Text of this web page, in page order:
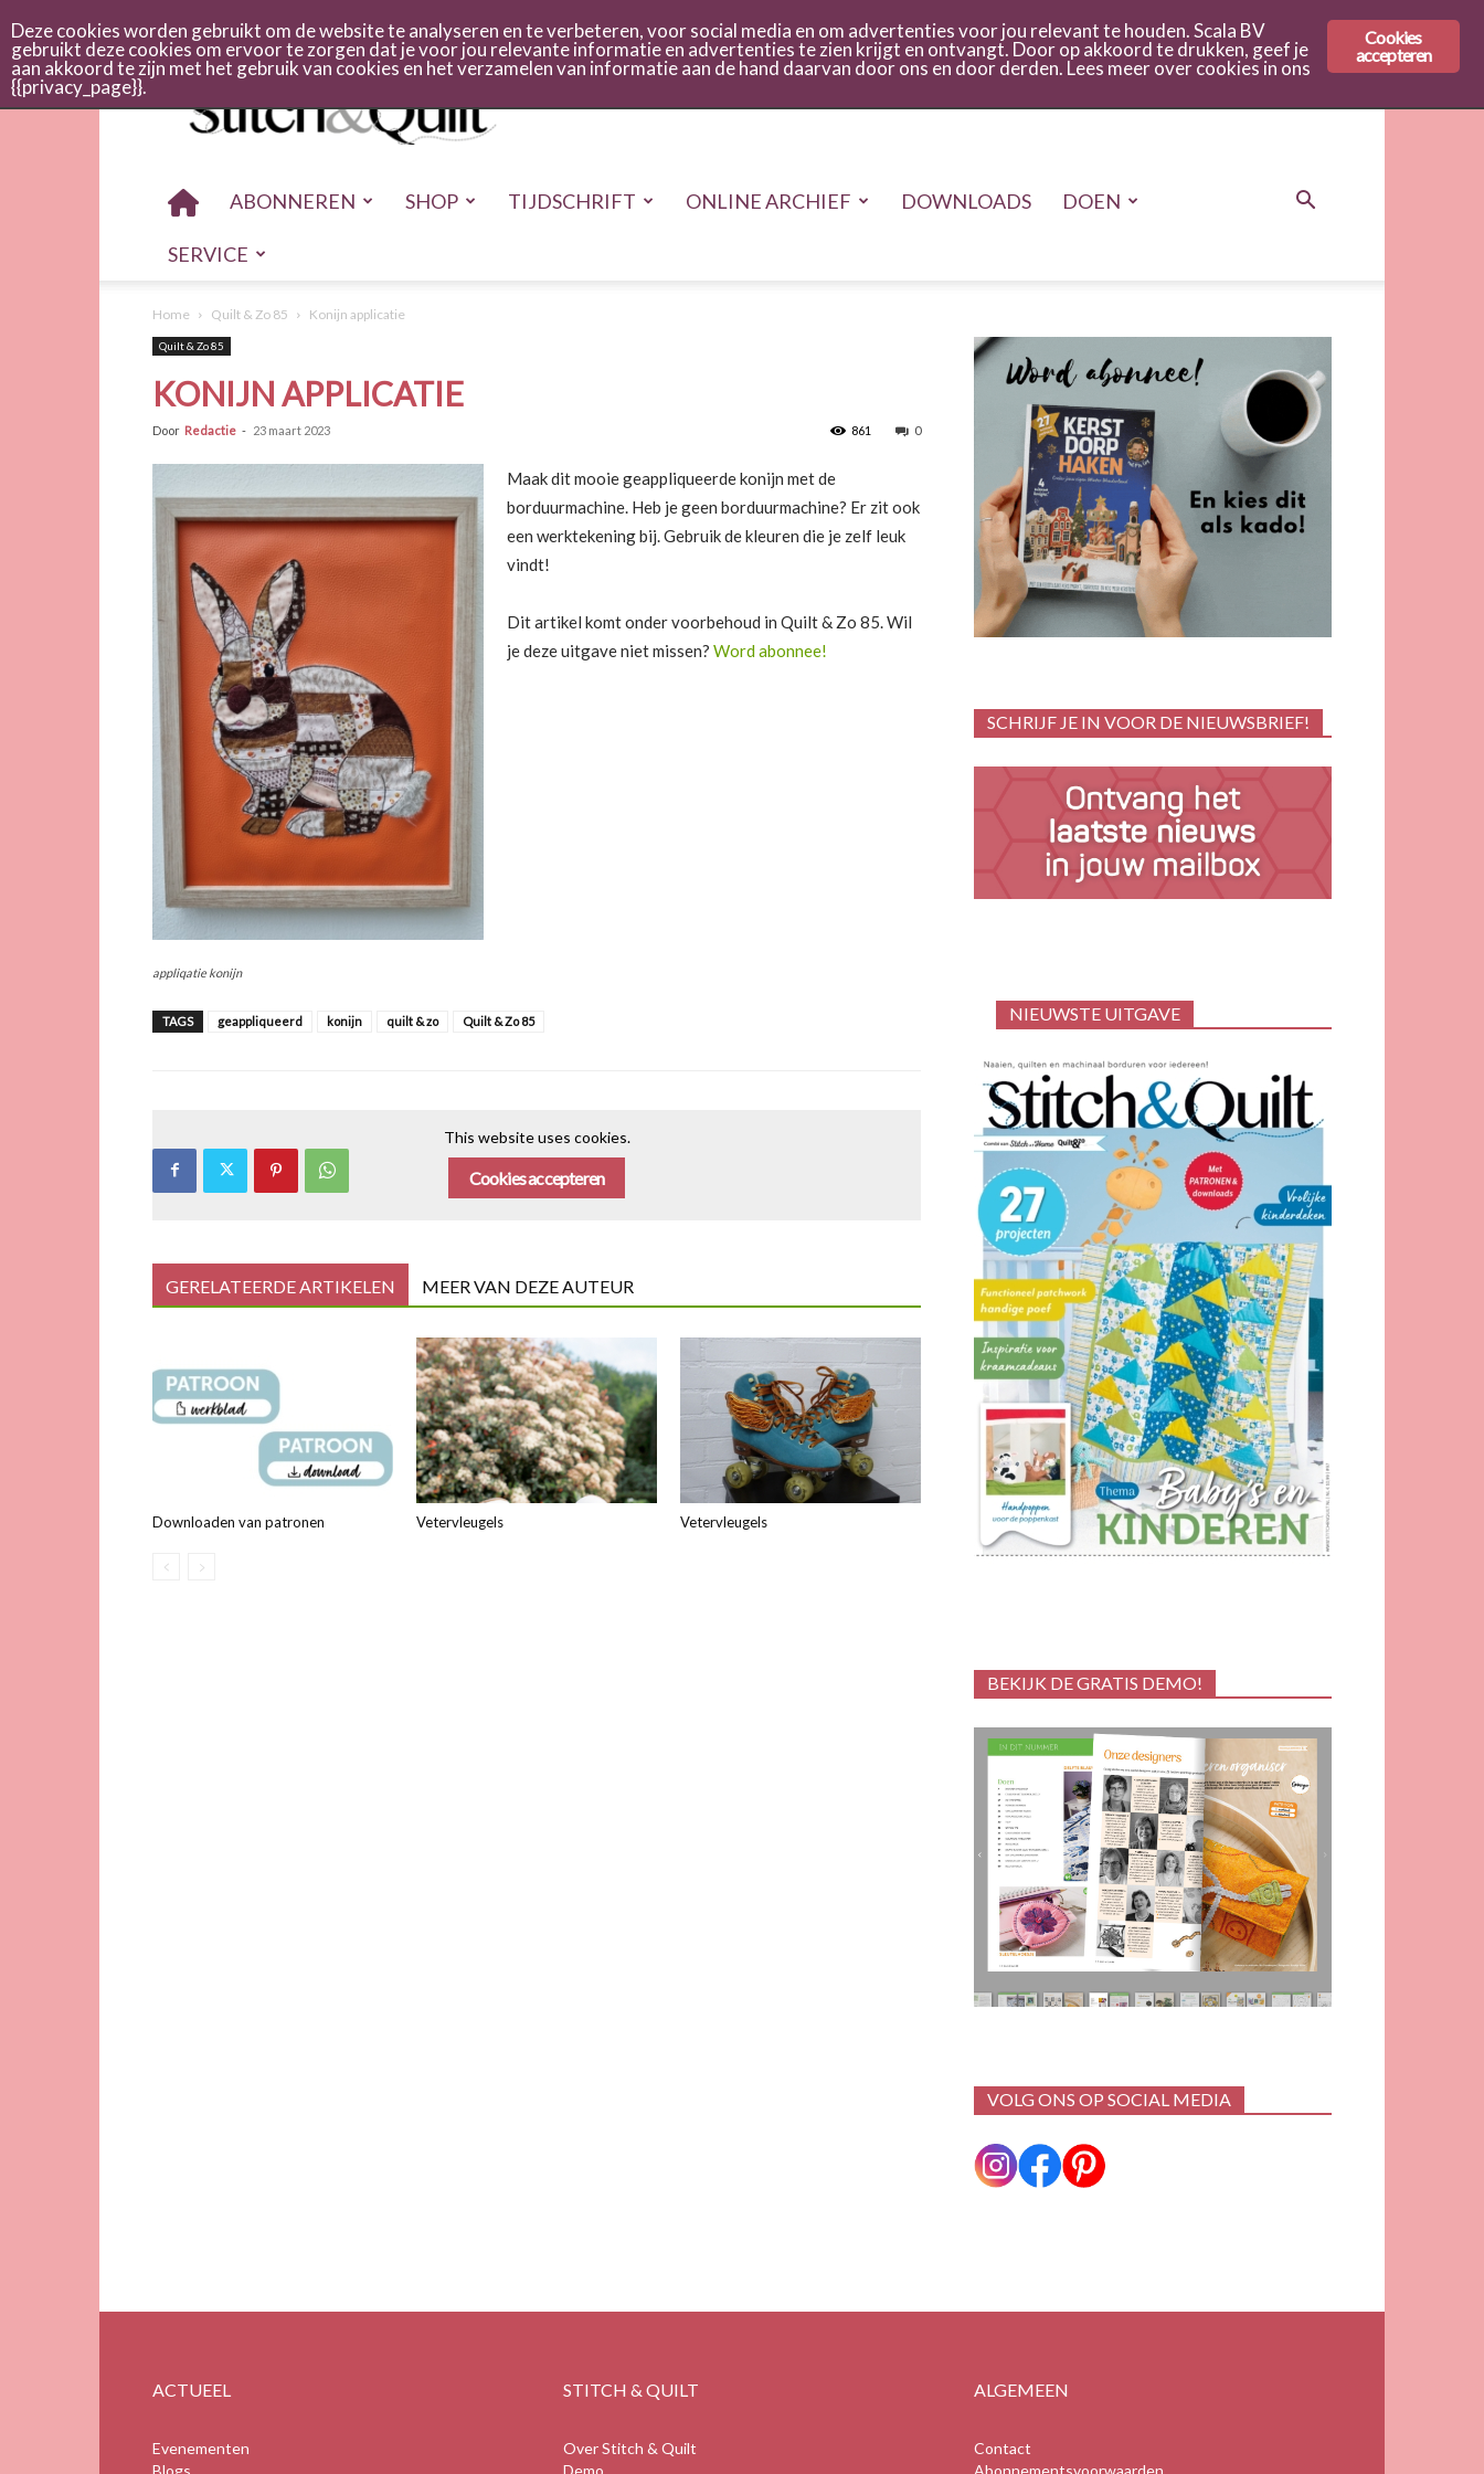
Stitch
quilt
ABONNEREN SHOP TIJDSCHRIFT ONLINE ARCHIEF DOWNLOADS DOEN
SERVICE
Home Quilt & Zo 85 Konijn applicatie
Quilt & Zo 85
KONIJN APPLICATIE
Door Redactie - 23 maart 2023 0
861
appliqatie konijn
Maak dit mooie geappliqueerde konijn met de
borduurmachine. Heb je geen borduurmachine? Er zit ook
een werktekening bij. Gebruik de kleuren die je zelf leuk
vindt!
Dit artikel komt onder voorbehoud in Quilt & Zo 85. Wil
je deze uitgave niet missen? Word abonnee!
TAGS geappliqueerd konijn quilt & zo Quilt & Zo 85
This website uses cookies.
Cookies accepteren
GERELATEERDE ARTIKELEN MEER VAN DEZE AUTEUR
Downloaden van patronen Vetervleugels Vetervleugels
SCHRIJF JE IN VOOR DE NIEUWSBRIEF!
NIEUWSTE UITGAVE
BEKIJK DE GRATIS DEMO!
VOLG ONS OP SOCIAL MEDIA
ACTUEEL
Evenementen
Blogs
STITCH & QUILT
Over Stitch & Quilt
Demo
ALGEMEEN
Contact
Abonnementsvoorwaarden
Cookies
accepteren
Deze cookies worden gebruikt om de website te analyseren en te verbeteren, voor social media en om advertenties voor jou relevant te houden. Scala BV
gebruikt deze cookies om ervoor te zorgen dat je voor jou relevante informatie en advertenties te zien krijgt en ontvangt. Door op akkoord te drukken, geef je
aan akkoord te zijn met het gebruik van cookies en het verzamelen van informatie aan de hand daarvan door ons en door derden. Lees meer over cookies in ons
{{privacy_page}}.